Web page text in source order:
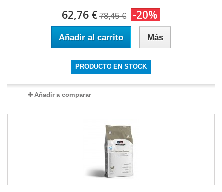
62,76 € 78,45 € -20%
Añadir al carrito Más
PRODUCTO EN STOCK
Añadir a comparar